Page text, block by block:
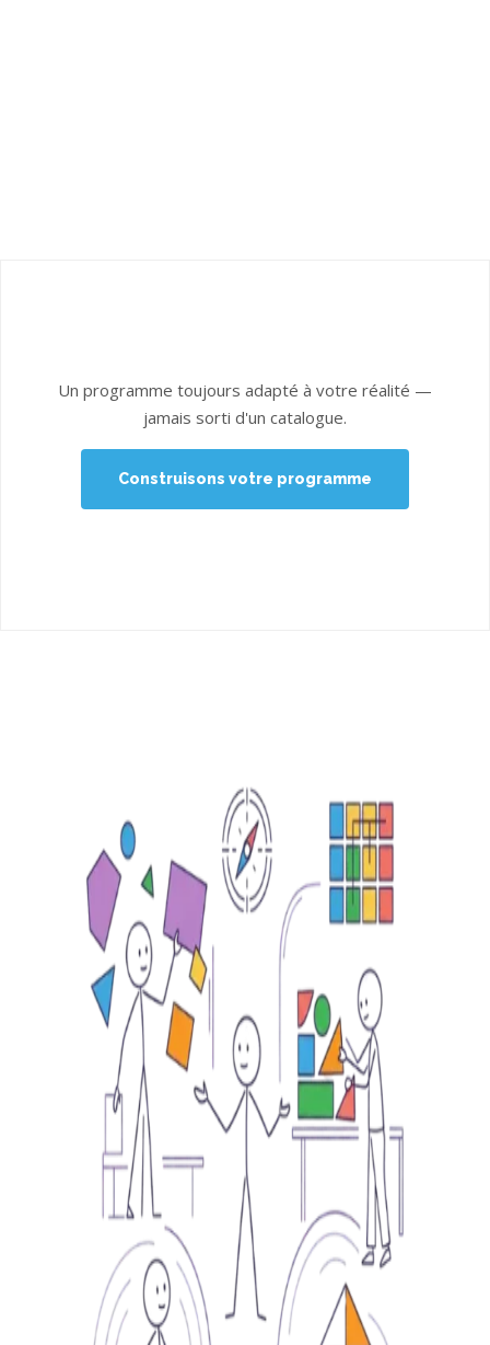
Un programme toujours adapté à votre réalité —
jamais sorti d'un catalogue.
Construisons votre programme